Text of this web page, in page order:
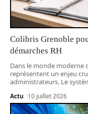
Colibris Grenoble
démarches RH
Dans le monde moderne
représentent un enjeu
administrateurs. Le
Actu 10 juillet 2026